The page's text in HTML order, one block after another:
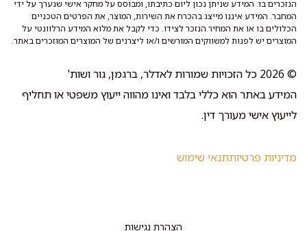
הנזכרים בו. המידע שניתן נכון ליום כתיבתו, ומבוסס על מחקר אישי שנערך על ידי
המחבר. המידע איננו מייצג בהכרח את השירות, המוצר, את הפרטים הטכניים
הכלולים בו או את המחיר הנזכר לצידו. כדי לקבל את מלוא המידע הרלוונטי על
המוצרים יש לפנות למשווקים המורשים ו/או ליצרנים של המוצרים המוזכרים באתר.
© 2026 כל הזכויות שמורות לאדלר, ברגמן, גור ושות'
המידע באתר הוא כללי בלבד ואינו מהווה ייעוץ משפטי או תחליף
לייעוץ אישי מעורך דין.
מדיניות פרטיותתנאי שימוש
הצהרת נגישות